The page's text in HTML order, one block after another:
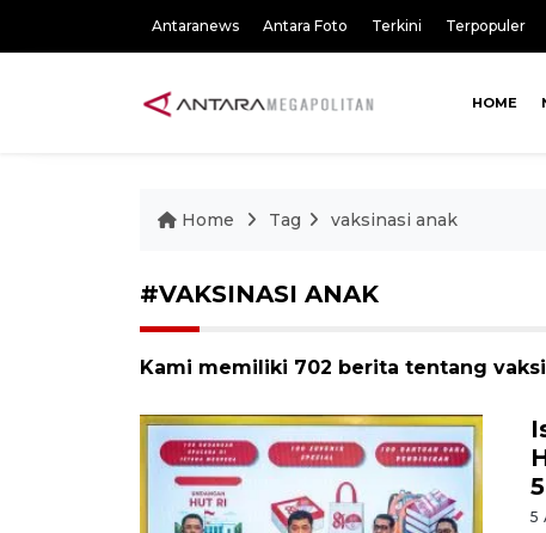
Antaranews Antara Foto Terkini Terpopuler
HOME
Home Tag vaksinasi anak
#VAKSINASI ANAK
Kami memiliki 702 berita tentang
5